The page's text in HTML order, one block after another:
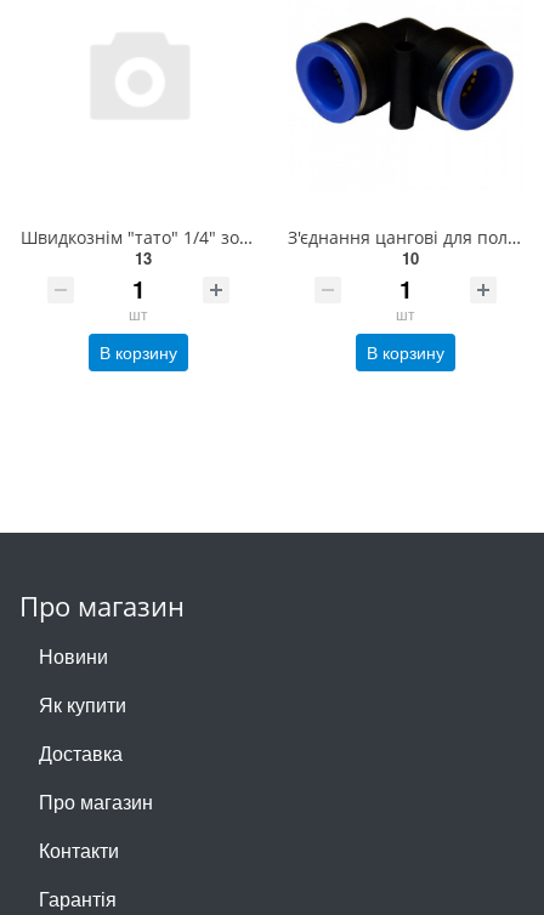
Швидкознім "тато" 1/4" зовнішня різь AIRKRAFT SE3-2PM
13
шт
В корзину
З'єднання цангові для поліуретанових шлангів PU/PR (Р-обр., шланг) 4мм AIRKRAFT SPV04
10
шт
В корзину
Про магазин
Новини
Як купити
Доставка
Про магазин
Контакти
Гарантія